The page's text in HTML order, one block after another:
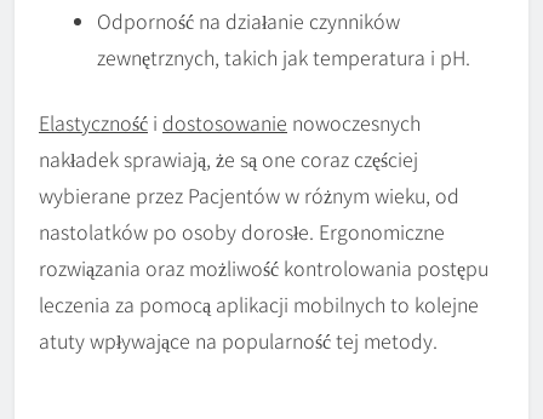
Odporność na działanie czynników
zewnętrznych, takich jak temperatura i pH.
Elastyczność i dostosowanie nowoczesnych
nakładek sprawiają, że są one coraz częściej
wybierane przez Pacjentów w różnym wieku, od
nastolatków po osoby dorosłe. Ergonomiczne
rozwiązania oraz możliwość kontrolowania postępu
leczenia za pomocą aplikacji mobilnych to kolejne
atuty wpływające na popularność tej metody.